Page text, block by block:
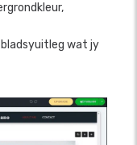
bladsyuitleg wat jy